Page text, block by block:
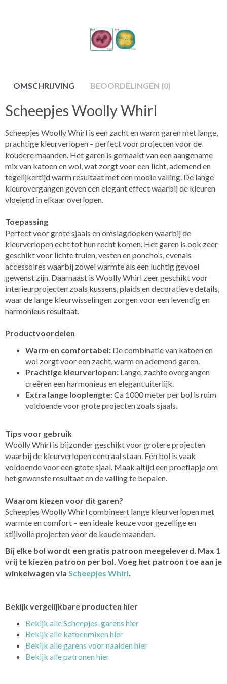
OMSCHRIJVING BEOORDELINGEN (0)
Scheepjes Woolly Whirl
Scheepjes Woolly Whirl is een zacht en warm garen met lange,
prachtige kleurverlopen – perfect voor projecten voor de
koudere maanden. Het garen is gemaakt van een aangename
mix van katoen en wol, wat zorgt voor een licht, ademend en
tegelijkertijd warm resultaat met een mooie valling. De lange
kleurovergangen geven een elegant effect waarbij de kleuren
vloeiend in elkaar overlopen.
Toepassing
Perfect voor grote sjaals en omslagdoeken waarbij de
kleurverlopen echt tot hun recht komen. Het garen is ook zeer
geschikt voor lichte truien, vesten en poncho’s, evenals
accessoires waarbij zowel warmte als een luchtig gevoel
gewenst zijn. Daarnaast is Woolly Whirl zeer geschikt voor
interieurprojecten zoals kussens, plaids en decoratieve details,
waar de lange kleurwisselingen zorgen voor een levendig en
harmonieus resultaat.
Productvoordelen
Warm en comfortabel: De combinatie van katoen en
wol zorgt voor een zacht, warm en ademend garen.
Prachtige kleurverlopen: Lange, zachte overgangen
creëren een harmonieus en elegant uiterlijk.
Extra lange looplengte:Ca 1000 meter per bol is ruim
voldoende voor grote projecten zoals sjaals.
Tips voor gebruik
Woolly Whirl is bijzonder geschikt voor grotere projecten
waarbij de kleurverlopen centraal staan. Eén bol is vaak
voldoende voor een grote sjaal. Maak altijd een proeflapje om
het gewenste resultaat en de valling te bepalen.
Waarom kiezen voor dit garen?
Scheepjes Woolly Whirl combineert lange kleurverlopen met
warmte en comfort – een ideale keuze voor gezellige en
stijlvolle projecten voor de koude maanden.
Bij elke bol wordt een gratis patroon meegeleverd. Max 1
vrij te kiezen patroon per bol. Voeg het patroon toe aan je
winkelwagen via Scheepjes Whirl
Bekijk vergelijkbare producten hier
Bekijk alle Scheepjes-garens hier
Bekijk alle katoenmixen hier
Bekijk alle garens voor naalden hier
Bekijk alle patronen hier